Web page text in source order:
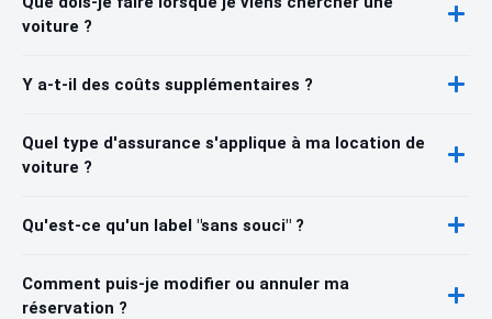
voiture ?
Y a-t-il des coûts supplémentaires ?
Quel type d'assurance s'applique à ma location de
voiture ?
Qu'est-ce qu'un label "sans souci" ?
Comment puis-je modifier ou annuler ma
réservation ?